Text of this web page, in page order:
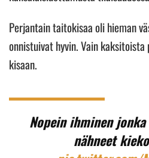
Perjantain taitokisaa oli hieman
onnistuivat hyvin. Vain
kisaan.
Nopein ihminen
nähneet